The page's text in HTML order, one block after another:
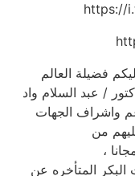
https://
فضيلة العالم
/ عبد السلام واد
واشراف الجهات
من
،
البكر المتأخره عن